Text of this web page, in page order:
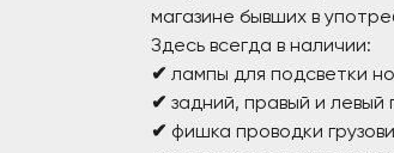
магазине бывших в
Здесь всегда в наличии:
✔ лампы для подсветки
✔ задний, правый и левый
✔ фишка проводки